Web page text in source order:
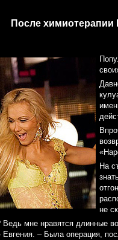
После химиотерапии
На
не
мне нравятся длинные
Евгения. – Была операция,